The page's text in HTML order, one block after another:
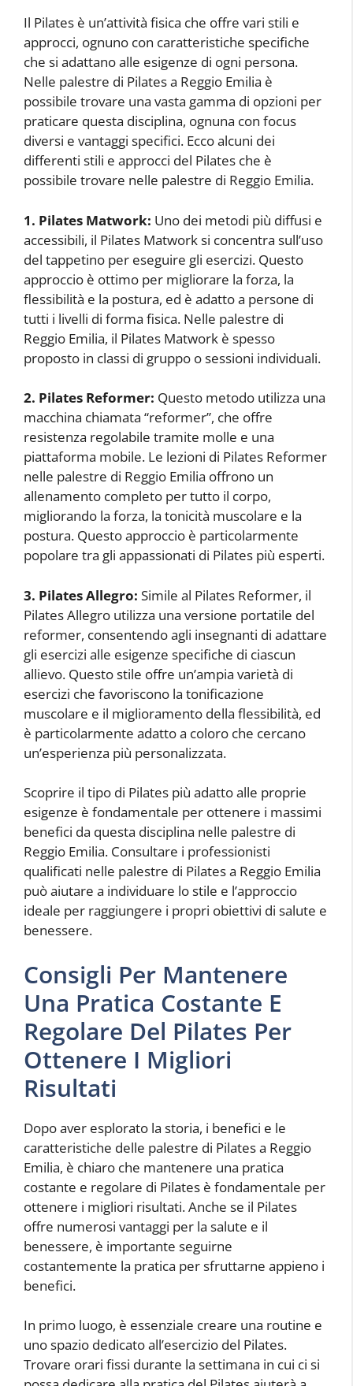
Il Pilates è un’attività fisica che offre vari stili e
approcci, ognuno con caratteristiche specifiche
che si adattano alle esigenze di ogni persona.
Nelle palestre di Pilates a Reggio Emilia è
possibile trovare una vasta gamma di opzioni per
praticare questa disciplina, ognuna con focus
diversi e vantaggi specifici. Ecco alcuni dei
differenti stili e approcci del Pilates che è
possibile trovare nelle palestre di Reggio Emilia.
1. Pilates Matwork: Uno dei metodi più diffusi e
accessibili, il Pilates Matwork si concentra sull’uso
del tappetino per eseguire gli esercizi. Questo
approccio è ottimo per migliorare la forza, la
flessibilità e la postura, ed è adatto a persone di
tutti i livelli di forma fisica. Nelle palestre di
Reggio Emilia, il Pilates Matwork è spesso
proposto in classi di gruppo o sessioni individuali.
2. Pilates Reformer: Questo metodo utilizza una
macchina chiamata “reformer”, che offre
resistenza regolabile tramite molle e una
piattaforma mobile. Le lezioni di Pilates Reformer
nelle palestre di Reggio Emilia offrono un
allenamento completo per tutto il corpo,
migliorando la forza, la tonicità muscolare e la
postura. Questo approccio è particolarmente
popolare tra gli appassionati di Pilates più esperti.
3. Pilates Allegro: Simile al Pilates Reformer, il
Pilates Allegro utilizza una versione portatile del
reformer, consentendo agli insegnanti di adattare
gli esercizi alle esigenze specifiche di ciascun
allievo. Questo stile offre un’ampia varietà di
esercizi che favoriscono la tonificazione
muscolare e il miglioramento della flessibilità, ed
è particolarmente adatto a coloro che cercano
un’esperienza più personalizzata.
Scoprire il tipo di Pilates più adatto alle proprie
esigenze è fondamentale per ottenere i massimi
benefici da questa disciplina nelle palestre di
Reggio Emilia. Consultare i professionisti
qualificati nelle palestre di Pilates a Reggio Emilia
può aiutare a individuare lo stile e l’approccio
ideale per raggiungere i propri obiettivi di salute e
benessere.
Consigli Per Mantenere
Una Pratica Costante E
Regolare Del Pilates Per
Ottenere I Migliori
Risultati
Dopo aver esplorato la storia, i benefici e le
caratteristiche delle palestre di Pilates a Reggio
Emilia, è chiaro che mantenere una pratica
costante e regolare di Pilates è fondamentale per
ottenere i migliori risultati. Anche se il Pilates
offre numerosi vantaggi per la salute e il
benessere, è importante seguirne
costantemente la pratica per sfruttarne appieno i
benefici.
In primo luogo, è essenziale creare una routine e
uno spazio dedicato all’esercizio del Pilates.
Trovare orari fissi durante la settimana in cui ci si